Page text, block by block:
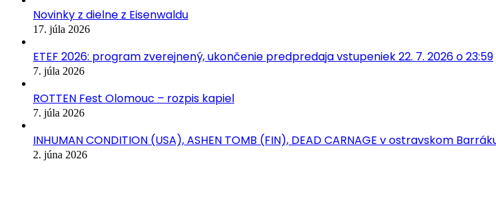
Novinky z dielne z Eisenwaldu
17. júla 2026
ETEF 2026: program zverejnený, ukončenie predpredaja vstupeniek 22. 7. 2026 o 23:59
7. júla 2026
ROTTEN Fest Olomouc – rozpis kapiel
7. júla 2026
INHUMAN CONDITION (USA), ASHEN TOMB (FIN), DEAD CARNAGE v ostravskom
2. júna 2026